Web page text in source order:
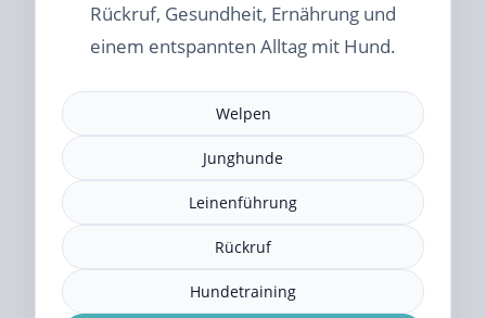
Rückruf, Gesundheit, Ernährung und
einem entspannten Alltag mit Hund.
Welpen
Junghunde
Leinenführung
Rückruf
Hundetraining